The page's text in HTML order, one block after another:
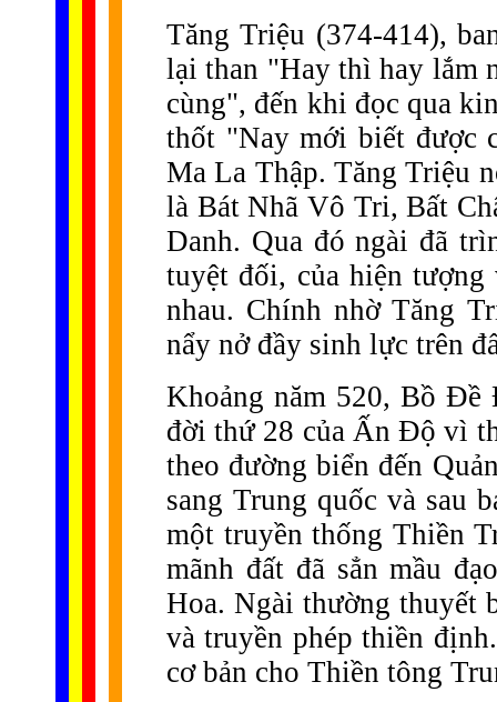
Tăng Triệu (374-414),
lại than "Hay thì hay lắm
cùng", đến khi đọc qua
thốt "Nay mới biết được
Ma La Thập. Tăng Triệu
là Bát Nhã Vô Tri, Bất
Danh. Qua đó ngài đã
tuyệt đối, của hiện
nhau. Chính nhờ Tăng
nẩy nở đầy sinh lực trên
Khoảng năm 520, Bồ
đời thứ 28 của Ấn Độ vì
theo đường biển đến
sang Trung quốc và sau
một truyền thống Thiền
mãnh đất đã sẳn mầu
Hoa. Ngài thường thuyết
và truyền phép thiền
cơ bản cho Thiền tông